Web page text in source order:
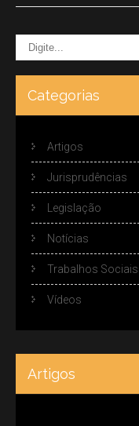
Categorias
Artigos
Jurisprudências
Legislação
Notícias
Trabalhos Sociais
Vídeos
Artigos